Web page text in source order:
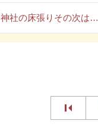
神社の床張りその次は…